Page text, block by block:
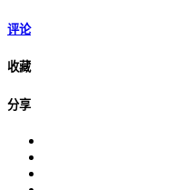
评论
收藏
分享